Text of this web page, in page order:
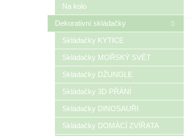
Na kolo
Dekorativní skládačky
Skládačky KYTICE
Skládačky MOŘSKÝ SVĚT
Skládačky DŽUNGLE
Skládačky 3D PŘÁNÍ
Skládačky DINOSAUŘI
Skládačky DOMÁCÍ ZVÍŘATA